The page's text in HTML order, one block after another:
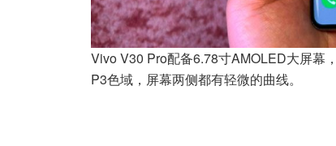
Vivo V30 Pro配备6.78寸AMOLED大屏幕
P3色域，屏幕两侧都有轻微的曲线。